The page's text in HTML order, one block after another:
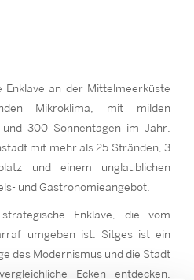
Enklave an der Mittelmeerküste
Mikroklima, mit milden
300 Sonnentagen im Jahr.
mit mehr als 25 Stränden, 3
und einem unglaublichen
und Gastronomieangebot.
Enklave, die vom
umgeben ist. Sitges ist ein
des Modernismus und die Stadt
Ecken entdecken,